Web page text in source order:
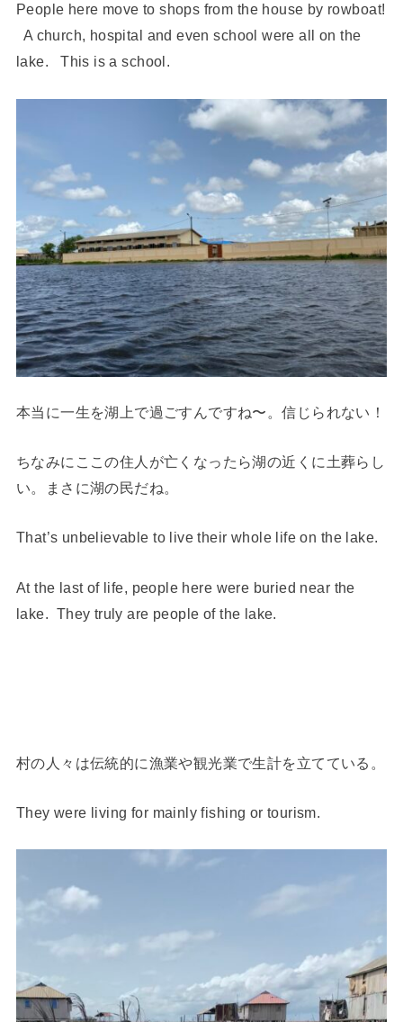
People here move to shops from the house by rowboat!
A church, hospital and even school were all on the
lake. This is a school.
本当に一生を湖上で過ごすんですね〜。信じられない！
ちなみにここの住人が亡くなったら湖の近くに土葬らし
い。まさに湖の民だね。
That’s unbelievable to live their whole life on the lake.
At the last of life, people here were buried near the
lake. They truly are people of the lake.
村の人々は伝統的に漁業や観光業で生計を立てている。
They were living for mainly fishing or tourism.